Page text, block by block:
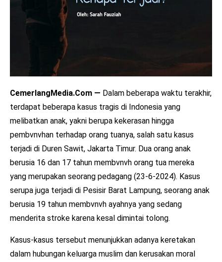
CemerlangMedia.Com — Dalam beberapa waktu terakhir,
terdapat beberapa kasus tragis di Indonesia yang
melibatkan anak, yakni berupa kekerasan hingga
pembvnvhan terhadap orang tuanya, salah satu kasus
terjadi di Duren Sawit, Jakarta Timur. Dua orang anak
berusia 16 dan 17 tahun membvnvh orang tua mereka
yang merupakan seorang pedagang (23-6-2024). Kasus
serupa juga terjadi di Pesisir Barat Lampung, seorang anak
berusia 19 tahun membvnvh ayahnya yang sedang
menderita stroke karena kesal dimintai tolong.
Kasus-kasus tersebut menunjukkan adanya keretakan
dalam hubungan keluarga muslim dan kerusakan moral